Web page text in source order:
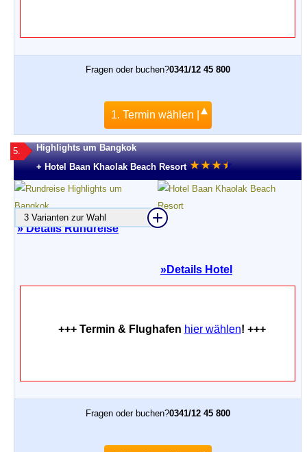
Fragen oder buchen?0341/12 45 800
1. Termin wählen |
5.
Highlights um Bangkok
+ Hotel Baan Khaolak Beach Resort ★★★★
★
» Details Rundreise
3 Varianten zur Wahl
»Details Hotel
+++ Termin & Flughafen hier wählen! +++
Fragen oder buchen?0341/12 45 800